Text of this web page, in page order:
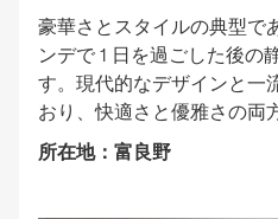
豪華さとスタイルの典型で
ンデで 1 日を過ごした後の
す。現代的なデザインと一
おり、快適さと優雅さの両
所在地：富良野